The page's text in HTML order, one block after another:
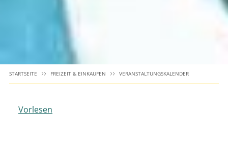
STARTSEITE FREIZEIT & EINKAUFEN VERANSTALTUNGSKALENDER
Vorlesen